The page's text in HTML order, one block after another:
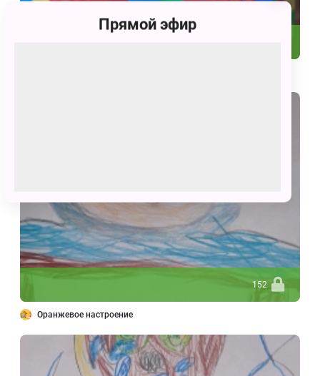
152
Оранжевое настроение
Прямой эфир